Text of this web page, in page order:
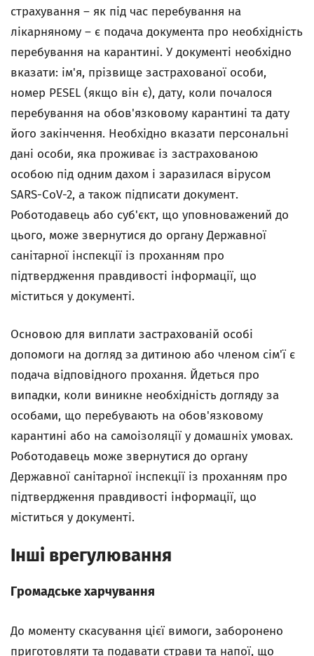
страхування – як під час перебування на
лікарняному – є подача документа про необхідність
перебування на карантині. У документі необхідно
вказати: ім'я, прізвище застрахованої особи,
номер PESEL (якщо він є), дату, коли почалося
перебування на обов'язковому карантині та дату
його закінчення. Необхідно вказати персональні
дані особи, яка проживає із застрахованою
особою під одним дахом і заразилася вірусом
SARS-CoV-2, а також підписати документ.
Роботодавець або суб'єкт, що уповноважений до
цього, може звернутися до органу Державної
санітарної інспекції із проханням про
підтвердження правдивості інформації, що
міститься у документі.
Основою для виплати застрахованій особі
допомоги на догляд за дитиною або членом сім'ї є
подача відповідного прохання. Йдеться про
випадки, коли виникне необхідність догляду за
особами, що перебувають на обов'язковому
карантині або на самоізоляції у домашніх умовах.
Роботодавець може звернутися до органу
Державної санітарної інспекції із проханням про
підтвердження правдивості інформації, що
міститься у документі.
Інші врегулювання
Громадське харчування
До моменту скасування цієї вимоги, заборонено
приготовляти та подавати страви та напої, що